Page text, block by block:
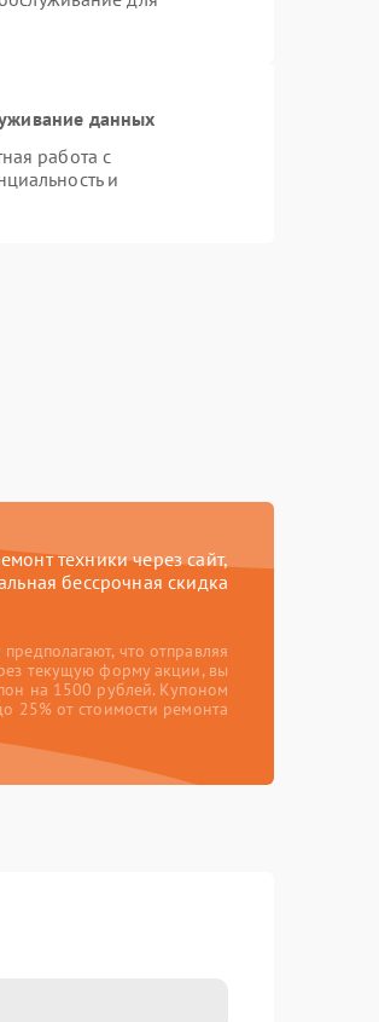
данных
работа с
и
техники через сайт,
бессрочная скидка
что отправляя
текущую форму акции, вы
на 1500 рублей. Купоном
25% от стоимости ремонта